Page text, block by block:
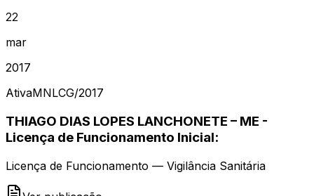
22
mar
2017
AtivaMNLCG/2017
THIAGO DIAS LOPES LANCHONETE – ME -
Licença de Funcionamento Inicial:
Licença de Funcionamento — Vigilância Sanitária